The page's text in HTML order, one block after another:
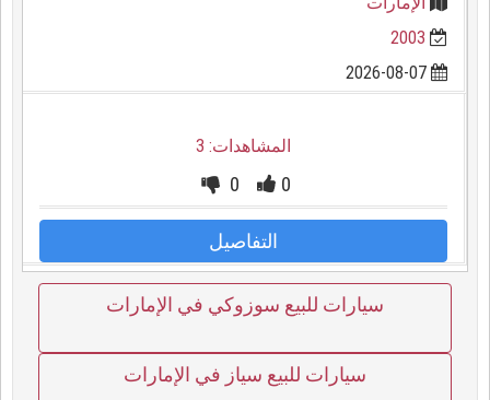
2003
المشاهدات: 3
0
0
التفاصيل
سيارات للبيع سوزوكي في الإمارات
سيارات للبيع سياز في الإمارات